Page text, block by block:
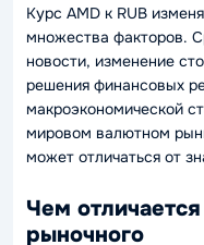
Курс AMD к RUB
множества факторов.
новости, изменение
решения финансовых
макроэкономической
мировом валютном
может отличаться от
Чем
рыночного